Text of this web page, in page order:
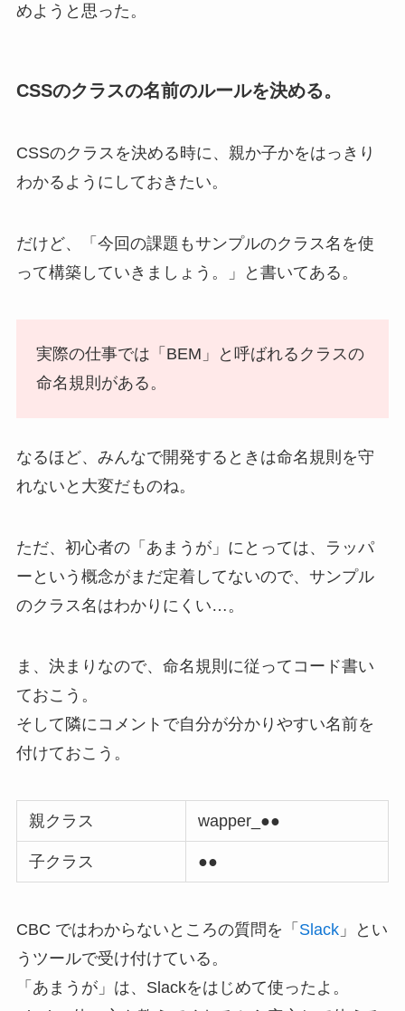
めようと思った。
CSSのクラスの名前のルールを決める。
CSSのクラスを決める時に、親か子かをはっきり
わかるようにしておきたい。
だけど、「今回の課題もサンプルのクラス名を使
って構築していきましょう。」と書いてある。
実際の仕事では「BEM」と呼ばれるクラスの
命名規則がある。
なるほど、みんなで開発するときは命名規則を守
れないと大変だものね。
ただ、初心者の「あまうが」にとっては、ラッパ
ーという概念がまだ定着してないので、サンプル
のクラス名はわかりにくい…。
ま、決まりなので、命名規則に従ってコード書い
ておこう。
そして隣にコメントで自分が分かりやすい名前を
付けておこう。
親クラス wapper_●●
子クラス ●●
CBC ではわからないところの質問を「 Slack」とい
うツールで受け付けている。
「あまうが」は、Slackをはじめて使ったよ。